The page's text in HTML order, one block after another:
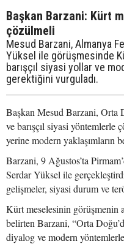
Başkan Barzani: Kürt
çözülmeli
Mesud Barzani, Almanya
Yüksel ile görüşmesinde
barışçıl siyasi yollar ve
gerektiğini vurguladı.
Başkan Mesud Barzani, Orta
ve barışçıl siyasi
yerine modern yaklaşımların
Barzani, 9 Ağustos’ta
Serdar Yüksel ile
gelişmeler, siyasi durum ve
Kürt meselesinin görüşmenin
belirten Barzani, “Orta
diyalog ve modern